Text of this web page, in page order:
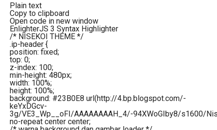
Plain text
Copy to clipboard
Open code in new window
EnlighterJS 3 Syntax Highlighter
/* NISEKOI THEME */
.ip-header {
position: fixed;
top: 0;
z-index: 100;
min-height: 480px;
width: 100%;
height: 100%;
background: #23B0E8 url(http://4.bp.blogspot.com/-
keYxDGcv-
3g/VE3_Wp__oFI/AAAAAAAAH_4/-94XWoGIby8/s1600/
no-repeat center center;